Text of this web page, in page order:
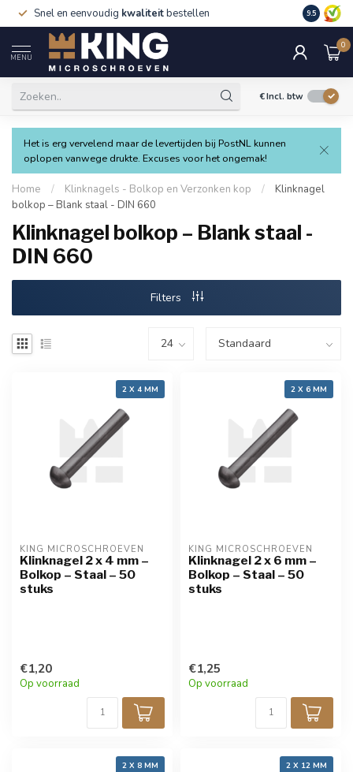
Snel en eenvoudig kwaliteitbestellen 9.5
MENU
0
€Incl. btw
Het is erg vervelend maar de levertijden bij PostNL kunnen
oplopen vanwege drukte. Excuses voor het ongemak!
Home / Klinknagels - Bolkop en Verzonken kop /
Klinknagel
bolkop – Blank staal - DIN 660
Klinknagel bolkop – Blank staal -
DIN 660
Filters
2 X 4 MM
KING MICROSCHROEVEN
Klinknagel 2 x 4 mm –
Bolkop – Staal – 50
stuks
€1,20
Op voorraad
2 X 6 MM
KING MICROSCHROEVEN
Klinknagel 2 x 6 mm –
Bolkop – Staal – 50
stuks
€1,25
Op voorraad
2 X 8 MM 2 X 12 MM